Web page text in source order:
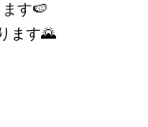
す🍉
ます🌄